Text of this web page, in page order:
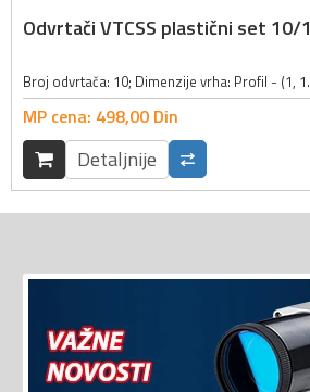
Odvrtači VTCSS plastični set 10/1
MP cena: 498,00 Din
Detaljnije